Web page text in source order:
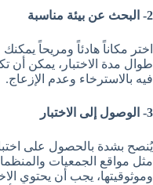
2- البحث عن بيئة مناسبة
اختر مكاناً هادئاً ومريحاً
طوال مدة الاختبار، يمكن
فيه بالاسترخاء وعدم الإزعاج.
3- الوصول إلى الاختبار
يُنصح بشدة بالحصول على
مثل مواقع الجمعيات
وموثوقيتها، يجب أن يحتوي